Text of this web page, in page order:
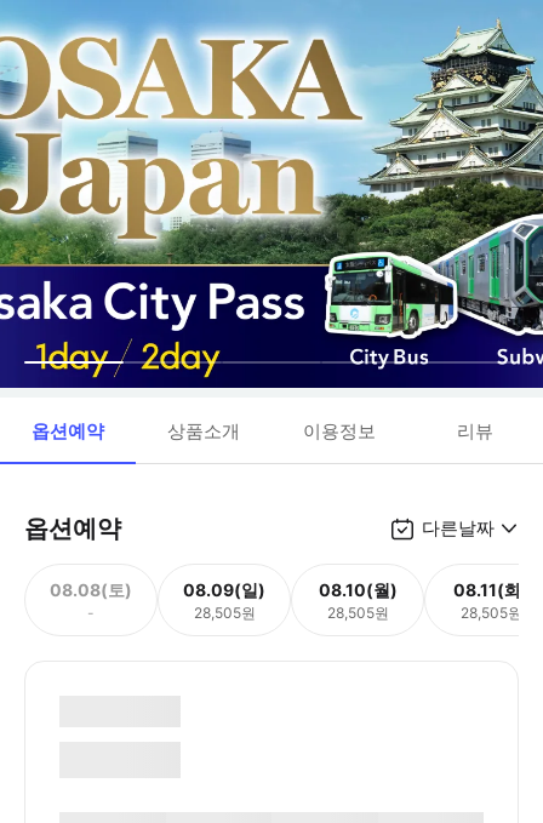
옵션예약 상품소개 이용정보 리뷰
옵션예약 다른날짜
08.08(토)
-
08.09(일)
28,505원
08.10(월)
28,505원
08.11(화)
28,505원